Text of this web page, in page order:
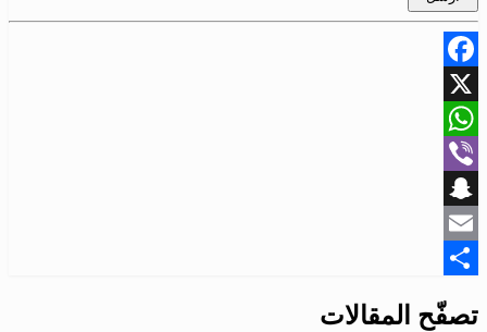
Facebook
X
WhatsApp
Viber
Snapchat
Email
تصفّح المقالات